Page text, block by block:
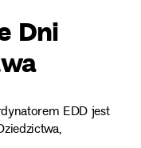
Dni
EDD jest